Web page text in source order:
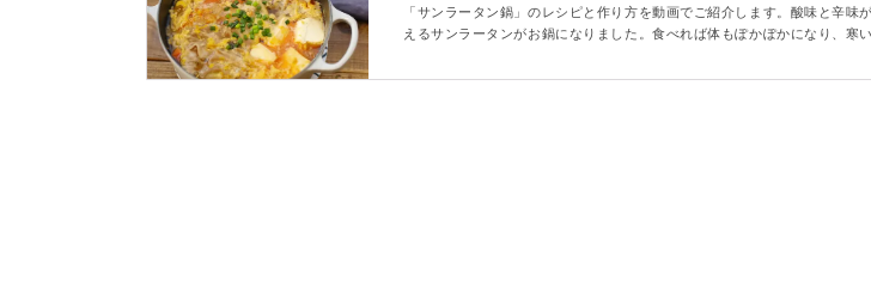
「サンラータン鍋」のレシピと作り方を動画でご紹介します。酸味と辛味
えるサンラータンがお鍋になりました。食べれば体もぽかぽかになり、寒い